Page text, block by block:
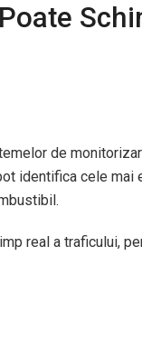
de
identifica cele mai
real a traficului,